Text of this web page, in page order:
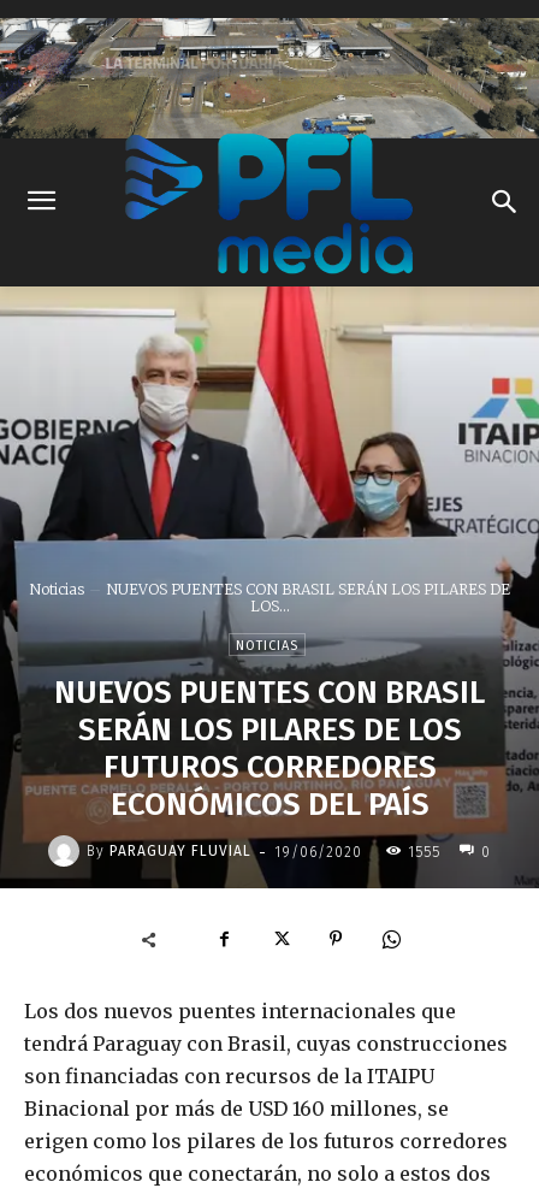
Noticias
NUEVOS PUENTES CON BRASIL SERÁN LOS PILARES DE
LOS...
NOTICIAS
NUEVOS PUENTES CON BRASIL
SERÁN LOS PILARES DE LOS
FUTUROS CORREDORES
ECONÓMICOS DEL PAÍS
By PARAGUAY FLUVIAL - 19/06/2020 1555 0
Los dos nuevos puentes internacionales que
tendrá Paraguay con Brasil, cuyas construcciones
son financiadas con recursos de la ITAIPU
Binacional por más de USD 160 millones, se
erigen como los pilares de los futuros corredores
económicos que conectarán, no solo a estos dos